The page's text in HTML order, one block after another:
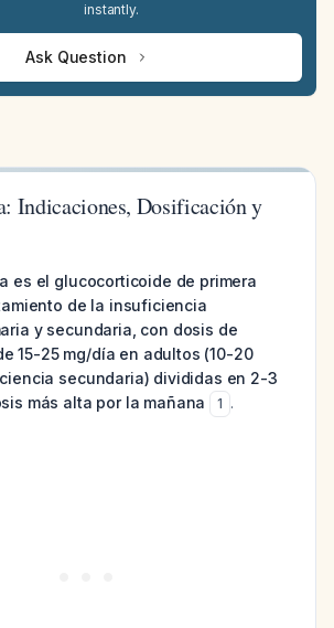
instantly.
Ask Question
Indicaciones, Dosificación y
es el glucocorticoide de primera
de la insuficiencia
y secundaria, con dosis de
15-25 mg/día en adultos (10-20
secundaria) divididas en 2-3
más alta por la mañana
1 .